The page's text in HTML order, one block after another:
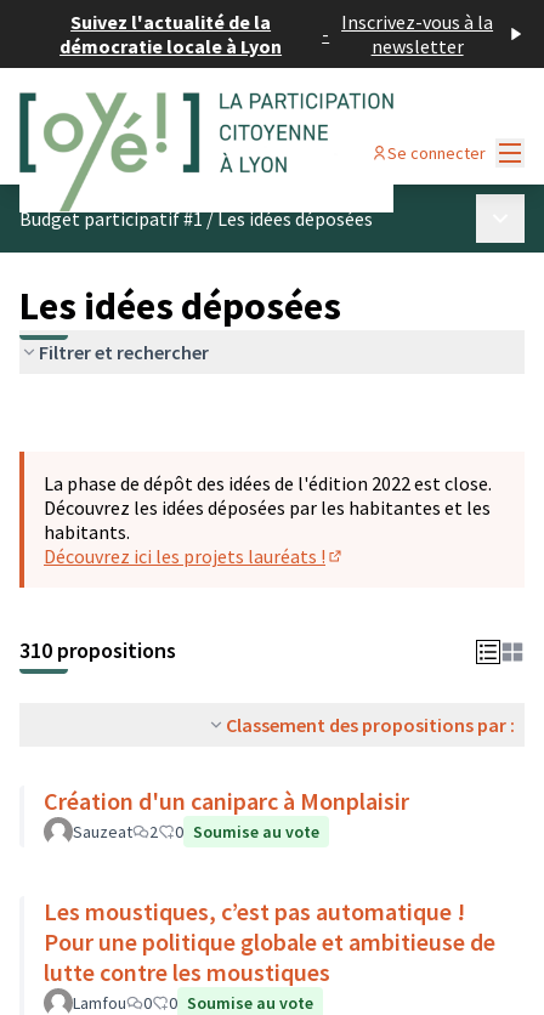
Suivez l'actualité de la
démocratie locale à Lyon
- Inscrivez-vous à la
newsletter
Se connecter
Budget participatif #1/Les idées déposées
Les idées déposées
Filtrer et rechercher
La phase de dépôt des idées de l'édition 2022 est close.
Découvrez les idées déposées par les habitantes et les
habitants.
Découvrez ici les projets lauréats !
310 propositions
Classement des propositions par :
Création d'un caniparc à Monplaisir
Sauzeat 2 0 Soumise au vote
Les moustiques, c’est pas automatique !
Pour une politique globale et ambitieuse de
lutte contre les moustiques
Lamfou 0 0 Soumise au vote